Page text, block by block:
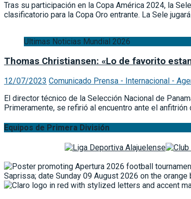
Tras su participación en la Copa América 2024, la
clasificatorio para la Copa Oro entrante. La Sele
Ultimas Noticias Mundial 2026
Thomas Christiansen: «Lo de favorito
12/07/2023 Comunicado Prensa - Internacional -
El director técnico de la Selección Nacional de
Primeramente, se refirió al encuentro ante el
Equipos de Primera División